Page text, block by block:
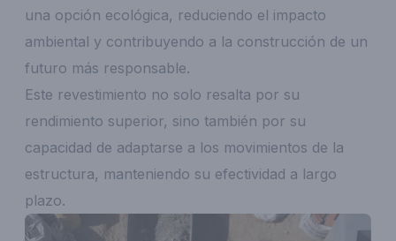
una opción ecológica, reduciendo el impacto
ambiental y contribuyendo a la construcción de un
futuro más responsable.
Este revestimiento no solo resalta por su
rendimiento superior, sino también por su
capacidad de adaptarse a los movimientos de la
estructura, manteniendo su efectividad a largo
plazo.